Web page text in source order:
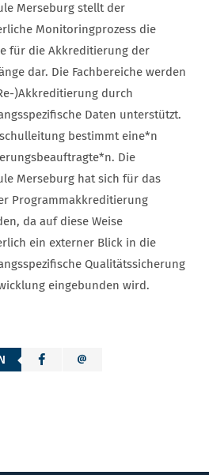
Merseburg stellt der
Monitoringprozess die
für die Akkreditierung der
dar. Die Fachbereiche werden
)Akkreditierung durch
Daten unterstützt.
bestimmt eine*n
Die
Merseburg hat sich für das
Programmakkreditierung
da auf diese Weise
ein externer Blick in die
Qualitätssicherung
eingebunden wird.